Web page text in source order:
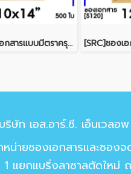
[SRC]ซองเอกสารแบบมีตราครุฑ 10x14"(S120)
บริษัท เอส.อาร์.ซี. เอ็นเวลอ
น่ายซองเอกสารและซอง
แยกแบริ่งลาซาลตัดใหม่